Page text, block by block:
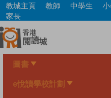
Skip
main
content
教城主頁 教師 中學生
家長
圖書
e悅讀學校計劃